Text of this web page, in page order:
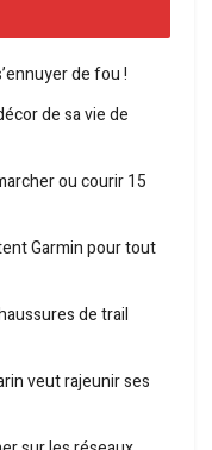
de fou !
de sa vie de
ou courir 15
Garmin pour tout
de trail
veut rajeunir ses